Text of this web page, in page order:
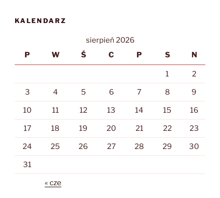
KALENDARZ
sierpień 2026
P
W Ś C P S N
1 2
3 4 5 6 7 8 9
10 11 12 13 14 15 16
17 18 19 20 21 22 23
24 25 26 27 28 29 30
31
« cze